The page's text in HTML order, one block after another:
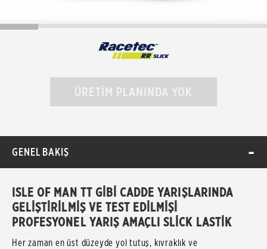
ÜRETİM PLANINDA YOK
GENEL BAKIŞ
ISLE OF MAN TT GİBİ CADDE YARIŞLARINDA
GELİŞTİRİLMİŞ VE TEST EDİLMİŞİ
PROFESYONEL YARIŞ AMAÇLI SLİCK LASTİK
Her zaman en üst düzeyde yol tutuş, kıvraklık ve